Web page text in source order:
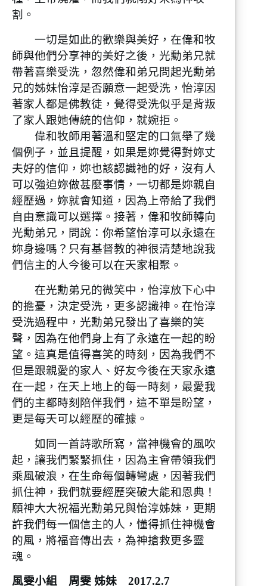
割。
一切是如此的歡樂與美好，在偉和牧
師與他們分享神的美好之後，光勳弟兄就
帶著喜樂受洗，忽然偉和弟兄問起光勳弟
兄的姊妹怡淳是否願意一起受洗，怡淳因
著家人都是佛教徒，覺得受洗似乎是背叛
了家人跟她傳統的信仰，就婉拒。
偉和牧師用著溫和堅定的口氣舉了幾
個例子，並且提醒，如果是妳覺得對妳丈
夫好的信仰，妳也該認識祂的好，沒有人
可以強迫妳做甚麼事情，一切都是妳親自
經歷過，妳就會知道，因為上帝給了我們
自由意識可以選擇。接著，偉和牧師轉向
光勳弟兄，問說：你希望怡淳可以永遠在
妳身邊嗎？只有基督教的神很清楚地說我
們信主的人今後可以在天家相聚。
在光勳弟兄的微笑中，怡淳放下心中
的擔憂，決定受洗，更多認識神。在怡淳
受洗過程中，光勳弟兄發出了喜樂的笑
聲，因為在他們身上有了永遠在一起的盼
望。這真是值得喜笑的時刻，因為我們不
但是跟親愛的家人、好友今後在天家永遠
在一起，在天上地上的每一時刻，最愛我
們的主都時刻陪伴我們，這不單是盼望，
更是每天可以經歷的確據。
如同一首詩歌所寫，當神機會的風吹
起，讓我們緊緊抓住，因為主會帶領我們
乘風破浪，在生命每個轉彎處，因著我們
抓住神，我們就要經歷突破大能和恩典！
願神大大祝福光勳弟兄與怡淳姊妹，更期
許我們每一個信主的人，懂得抓住神機會
的風，將福音傳出去，為神搶救更多靈
魂。
風雯小組 周雯 姊妹 2017.2.7